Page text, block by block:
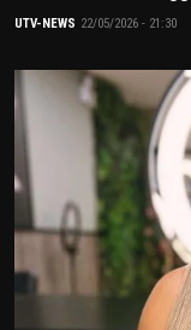
UTV-NEWS 22/05/2026 - 21:30